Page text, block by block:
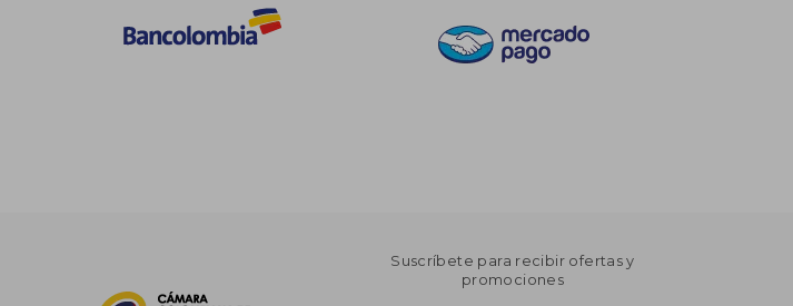
Suscríbete para recibir ofertas y
promociones